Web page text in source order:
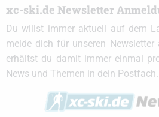
xc-ski.de Newsletter
Du willst immer aktuell auf dem
melde dich für unseren Newsletter
erhältst du damit immer einmal
News und Themen in dein